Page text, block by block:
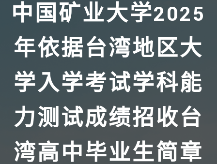
中国矿业大学2025
年依据台湾地区大
学入学考试学科能
力测试成绩招收台
湾高中毕业生简章